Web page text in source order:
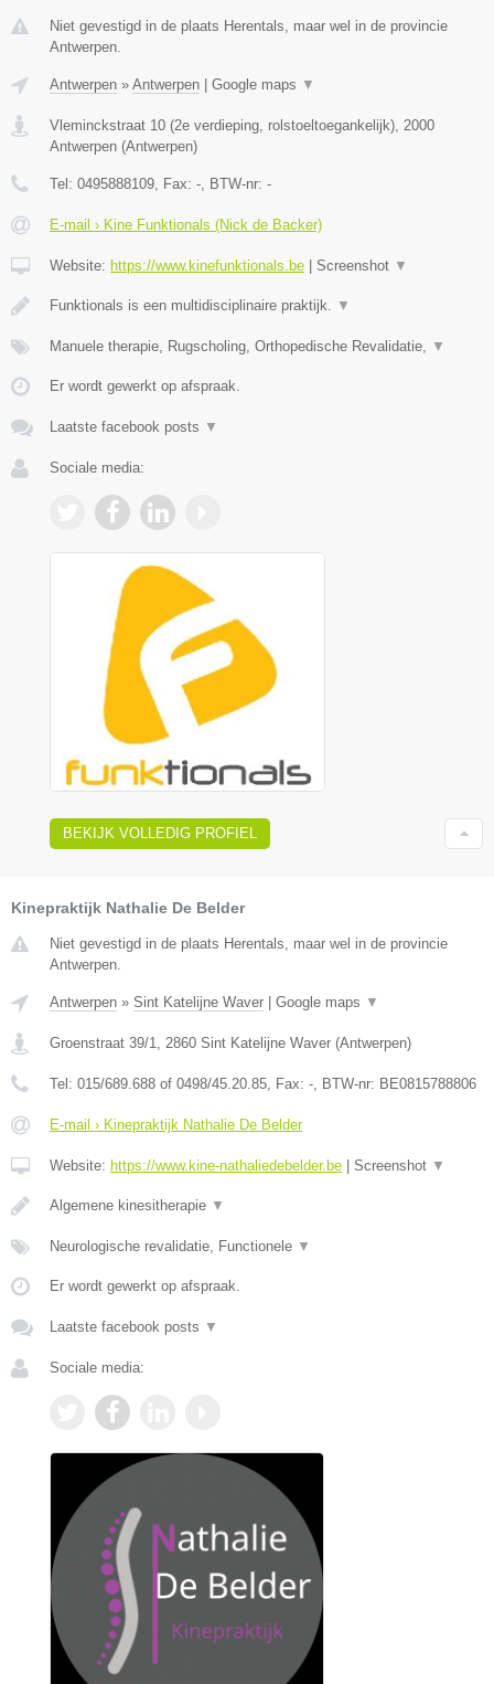
Niet gevestigd in de plaats Herentals, maar wel in de provincie
Antwerpen.
Antwerpen » Antwerpen Google maps ▼
Vleminckstraat 10 (2e verdieping, rolstoeltoegankelijk) 2000
Antwerpen (Antwerpen)
Tel: 0495888109 , Fax: - , BTW-nr: -
E-mail › Kine Funktionals (Nick de Backer)
Website: https://www.kinefunktionals.be Screenshot ▼
Funktionals is een multidisciplinaire praktijk. ▼
Manuele therapie, Rugscholing, Orthopedische Revalidatie, ▼
Er wordt gewerkt op afspraak.
Laatste facebook posts ▼
Sociale media:
BEKIJK VOLLEDIG PROFIEL
Kinepraktijk Nathalie De Belder
Niet gevestigd in de plaats Herentals, maar wel in de provincie
Antwerpen.
Antwerpen » Sint Katelijne Waver Google maps ▼
Groenstraat 39/1, 2860 Sint Katelijne Waver (Antwerpen)
Tel: 015/689.688 of 0498/45.20.85, Fax: -, BTW-nr: BE0815788806
E-mail › Kinepraktijk Nathalie De Belder
Website: https://www.kine-nathaliedebelder.be Screenshot ▼
Algemene kinesitherapie ▼
Neurologische revalidatie, Functionele ▼
Er wordt gewerkt op afspraak.
Laatste facebook posts ▼
Sociale media: